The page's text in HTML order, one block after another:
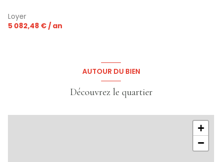
Loyer
5 082,48 € / an
AUTOUR DU BIEN
Découvrez le quartier
+
−